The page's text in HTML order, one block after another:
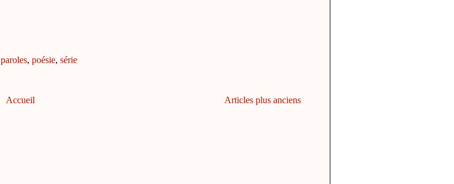
paroles, poésie, série
Articles plus anciens
Accueil